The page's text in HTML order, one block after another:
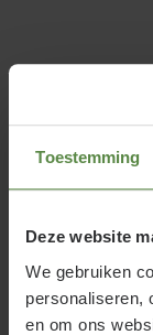
Toestemming
Deze website
We gebruiken
personaliseren,
en om ons
Rode
Het jute wat
boom went
boom heeft
aan te raden
biedt dan